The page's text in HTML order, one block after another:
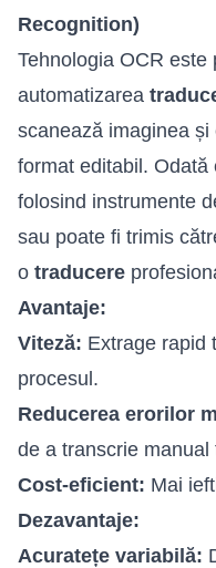
Recognition)
Tehnologia OCR
automatizarea
scanează imaginea
format editabil.
folosind instrumente
sau poate fi trimis
o traducere
Avantaje:
Viteză: Extrage rapid
procesul.
Reducerea erorilor
de a transcrie manual
Cost-eficient: Mai
Dezavantaje:
Acuratețe variabilă: